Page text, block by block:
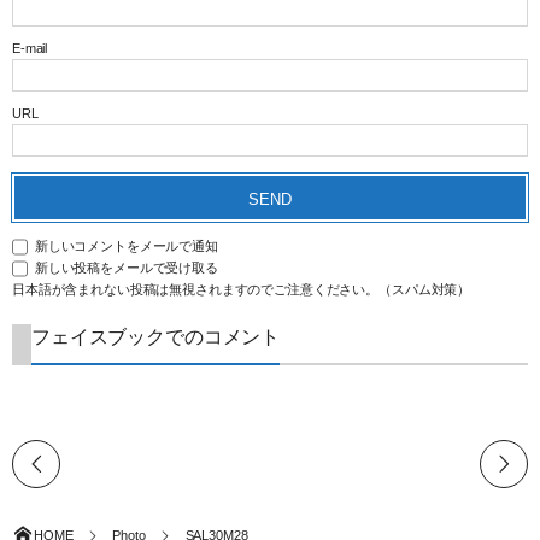
E-mail
URL
新しいコメントをメールで通知
新しい投稿をメールで受け取る
日本語が含まれない投稿は無視されますのでご注意ください。（スパム対策）
フェイスブックでのコメント
HOME Photo SAL30M28